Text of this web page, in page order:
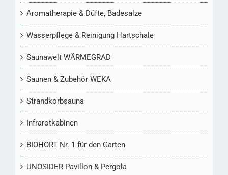
Aromatherapie & Düfte, Badesalze
Wasserpflege & Reinigung Hartschale
Saunawelt WÄRMEGRAD
Saunen & Zubehör WEKA
Strandkorbsauna
Infrarotkabinen
BIOHORT Nr. 1 für den Garten
UNOSIDER Pavillon & Pergola